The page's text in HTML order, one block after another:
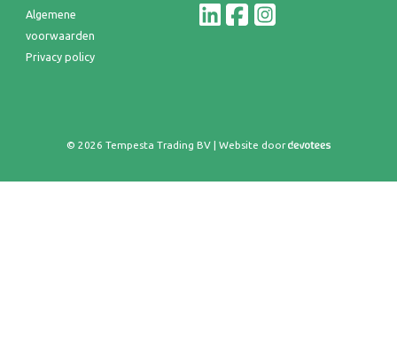
Algemene
voorwaarden
Privacy policy
© 2026 Tempesta Trading BV | Website door